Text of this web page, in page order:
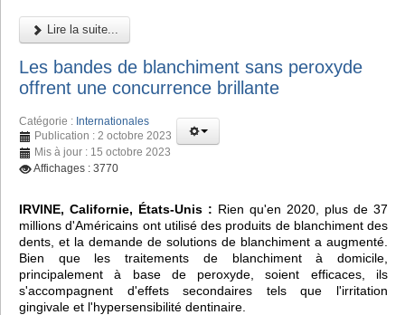
Lire la suite...
Les bandes de blanchiment sans peroxyde
offrent une concurrence brillante
Catégorie : Internationales
Publication : 2 octobre 2023
Mis à jour : 15 octobre 2023
Affichages : 3770
IRVINE, Californie, États-Unis : Rien qu'en 2020, plus de 37
millions d'Américains ont utilisé des produits de blanchiment des
dents, et la demande de solutions de blanchiment a augmenté.
Bien que les traitements de blanchiment à domicile,
principalement à base de peroxyde, soient efficaces, ils
s'accompagnent d'effets secondaires tels que l'irritation
gingivale et l'hypersensibilité dentinaire.